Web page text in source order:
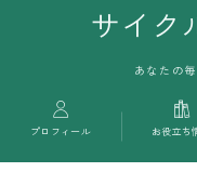
サイク
あなたの
プロフィール お役立ち